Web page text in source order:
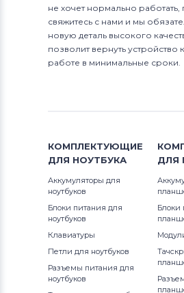
не хочет нормально работать,
свяжитесь с нами и мы
новую деталь высокого
позволит вернуть устройство
работе в минимальные сроки.
КОМПЛЕКТУЮЩИЕ
ДЛЯ НОУТБУКА
Аккумуляторы для
ноутбуков
Блоки питания для
ноутбуков
Клавиатуры
Петли для ноутбуков
Разъемы питания для
ноутбуков
ДЛЯ
Блоки